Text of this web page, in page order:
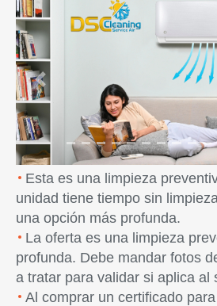
Previous
Esta es una limpieza
unidad tiene tiempo sin
una opción más profunda.
La oferta es una limpieza
profunda. Debe mandar fotos
a tratar para validar si aplica al
Al comprar un certificado